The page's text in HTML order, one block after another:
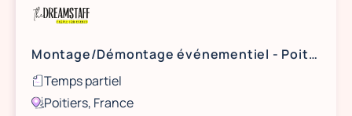
Montage/Démontage événementiel - Poitiers
Temps partiel
Poitiers, France